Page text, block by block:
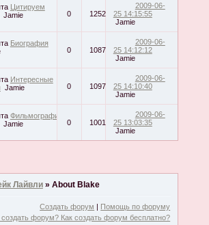
Цитируем
Jamie 0 1252
2009-06-
25 14:15:55
Jamie
Биография
0 1087
2009-06-
25 14:12:12
Jamie
Интересные
Jamie 0 1097
2009-06-
25 14:10:40
Jamie
Фильмография
Jamie 0 1001
2009-06-
25 13:03:35
Jamie
Лайвли » About Blake
Создать форум | Помощь по форуму